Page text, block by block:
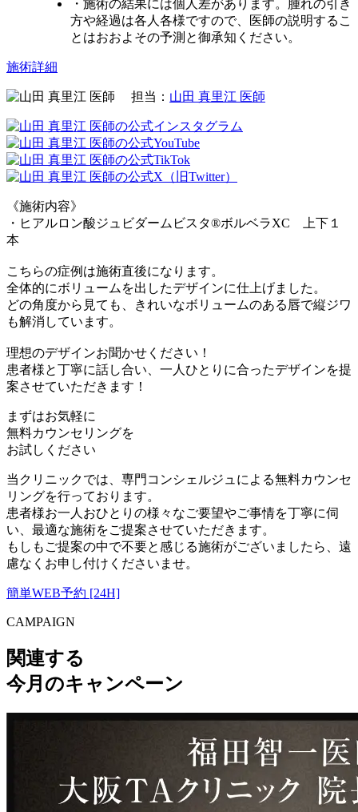
・施術の結果には個人差があります。腫れの引き
方や経過は各人各様ですので、医師の説明するこ
とはおおよその予測と御承知ください。
施術詳細
担当： 山田 真里江 医師
《施術内容》
・ヒアルロン酸ジュビダームビスタ®ボルベラXC 上下１
本
こちらの症例は施術直後になります。
全体的にボリュームを出したデザインに仕上げました。
どの角度から見ても、きれいなボリュームのある唇で縦ジワ
も解消しています。
理想のデザインお聞かせください！
患者様と丁寧に話し合い、一人ひとりに合ったデザインを提
案させていただきます！
まずはお気軽に
無料カウンセリングを
お試しください
当クリニックでは、専門コンシェルジュによる無料カウンセ
リングを行っております。
患者様お一人おひとりの様々なご要望やご事情を丁寧に伺
い、最適な施術をご提案させていただきます。
もしもご提案の中で不要と感じる施術がございましたら、遠
慮なくお申し付けくださいませ。
簡単WEB予約 [24H]
CAMPAIGN
関連する
今月のキャンペーン